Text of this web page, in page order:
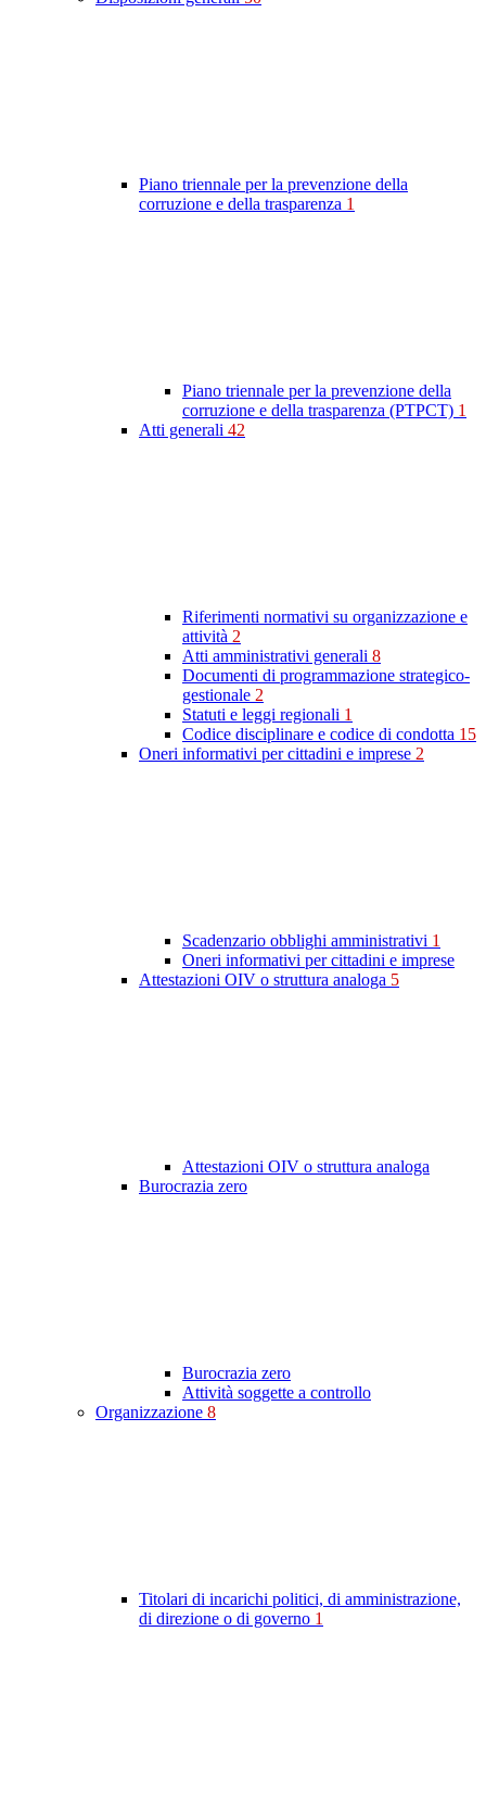
Piano triennale per la prevenzione della
corruzione e della trasparenza 1
Piano triennale per la prevenzione della
corruzione e della trasparenza (PTPCT) 1
Atti generali 42
Riferimenti normativi su organizzazione e
attività 2
Atti amministrativi generali 8
Documenti di programmazione strategico-
gestionale 2
Statuti e leggi regionali 1
Codice disciplinare e codice di condotta 15
Oneri informativi per cittadini e imprese 2
Scadenzario obblighi amministrativi 1
Oneri informativi per cittadini e imprese
Attestazioni OIV o struttura analoga 5
Attestazioni OIV o struttura analoga
Burocrazia zero
Burocrazia zero
Attività soggette a controllo
Organizzazione 8
Titolari di incarichi politici, di amministrazione,
di direzione o di governo 1